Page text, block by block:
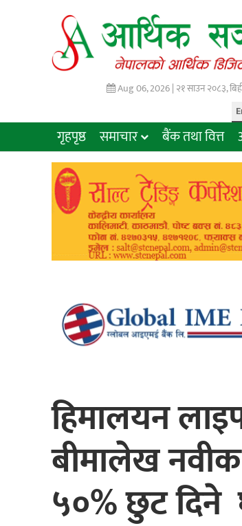
Aug 06, 2026 |२१ साउन २०८३,
गृहपृष्ठ समाचार बैंक तथा वित्त
हिमालयन
बीमालेख
५०% छुट दिने